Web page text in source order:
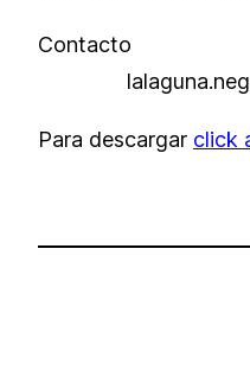
Contacto
Para descargar click